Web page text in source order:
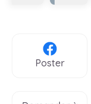
Poster